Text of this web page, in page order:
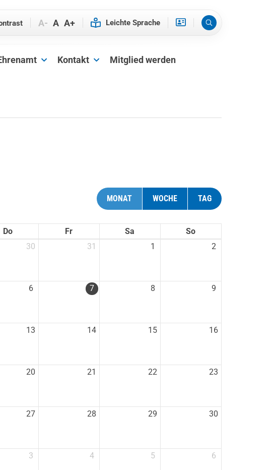
A- A A+
Kontakt Mitglied werden
MONAT WOCHE TAG
Do Fr Sa
So
30 31 1 2
6 7 8 9
13 14 15 16
20 21 22 23
27 28 29 30
3 4 5 6
ATSV Stockelsdorf von 1894 e.V.
0451 - 49 53 84